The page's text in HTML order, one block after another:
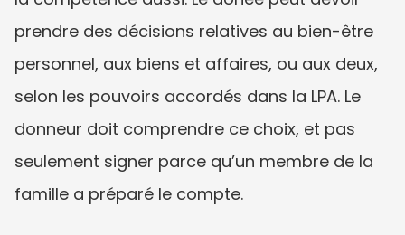
prendre des décisions relatives au bien-être
personnel, aux biens et affaires, ou aux deux,
selon les pouvoirs accordés dans la LPA. Le
donneur doit comprendre ce choix, et pas
seulement signer parce qu’un membre de la
famille a préparé le compte.